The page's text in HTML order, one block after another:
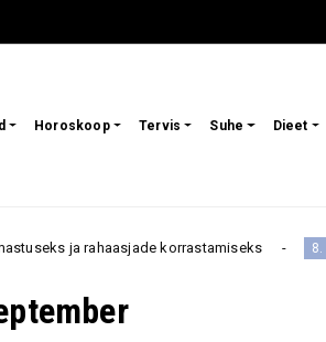
Horoskoop Tervis Suhe Dieet
rahaasjade korrastamiseks 8. august